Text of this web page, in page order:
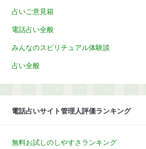
占いご意見箱
電話占い全般
みんなのスピリチュアル体験談
占い全般
電話占いサイト管理人評価ランキング
無料お試しのしやすさランキング